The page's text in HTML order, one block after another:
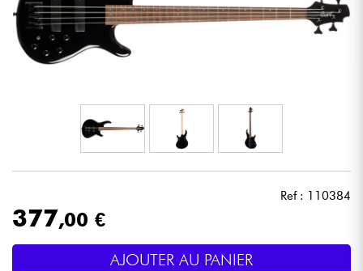
Home Studio
Micros & HF
Eclairage
Ref : 110384
377,00 €
AJOUTER AU PANIER